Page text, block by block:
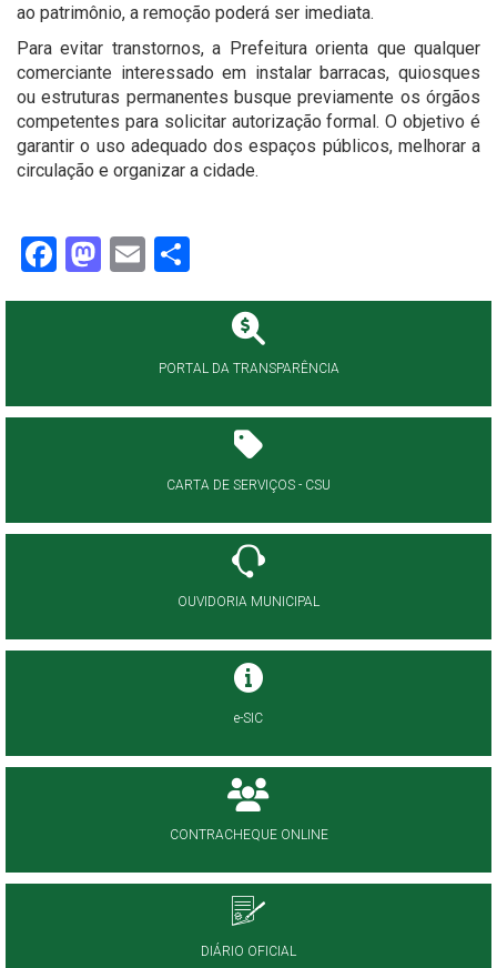
ao patrimônio, a remoção poderá ser imediata.
Para evitar transtornos, a Prefeitura orienta que qualquer
comerciante interessado em instalar barracas, quiosques
ou estruturas permanentes busque previamente os órgãos
competentes para solicitar autorização formal. O objetivo é
garantir o uso adequado dos espaços públicos, melhorar a
circulação e organizar a cidade.
Facebook
Mastodon
Email
PORTAL DA TRANSPARÊNCIA
CARTA DE SERVIÇOS - CSU
OUVIDORIA MUNICIPAL
e-SIC
CONTRACHEQUE ONLINE
DIÁRIO OFICIAL